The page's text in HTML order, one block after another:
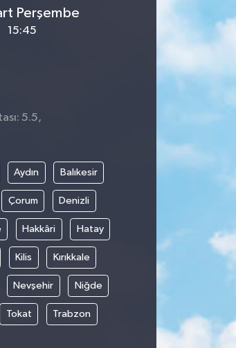
Perşembe
15:45
5.5,
Aydın Balıkesir
Çorum Denizli
Hakkâri Hatay
Kilis Kırıkkale
Nevşehir Niğde
Tokat Trabzon